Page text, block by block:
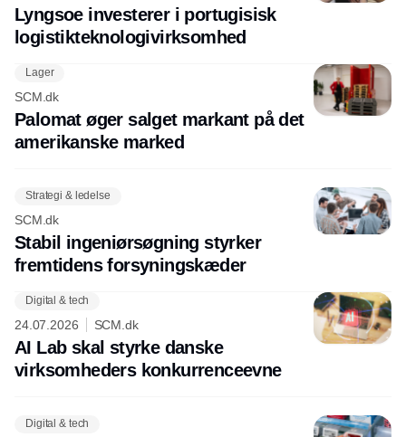
Lyngsoe investerer i portugisisk
logistikteknologivirksomhed
Lager
SCM.dk
Palomat øger salget markant på det
amerikanske marked
Strategi & ledelse
SCM.dk
Stabil ingeniørsøgning styrker
fremtidens forsyningskæder
Digital & tech
24.07.2026 SCM.dk
AI Lab skal styrke danske
virksomheders konkurrenceevne
Digital & tech